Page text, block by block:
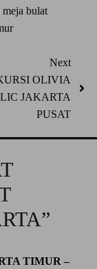
meja bulat
Next
OLIVIA
JAKARTA
PUSAT
TIMUR –